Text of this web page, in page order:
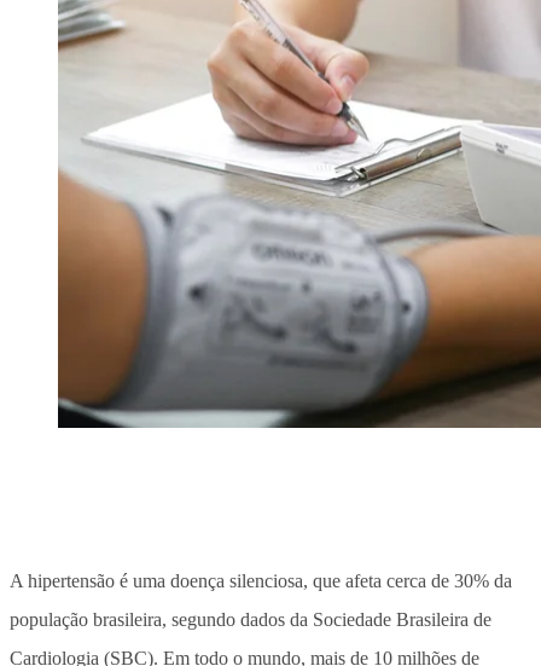
A hipertensão é uma doença silenciosa, que afeta cerca de 30% da
população brasileira, segundo dados da Sociedade Brasileira de
Cardiologia (SBC). Em todo o mundo, mais de 10 milhões de